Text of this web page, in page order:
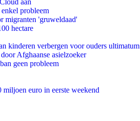
aan
probleem
migranten 'gruweldaad'
hectare
kinderen verbergen voor ouders ultimatum
Afghaanse asielzoeker
geen probleem
euro in eerste weekend